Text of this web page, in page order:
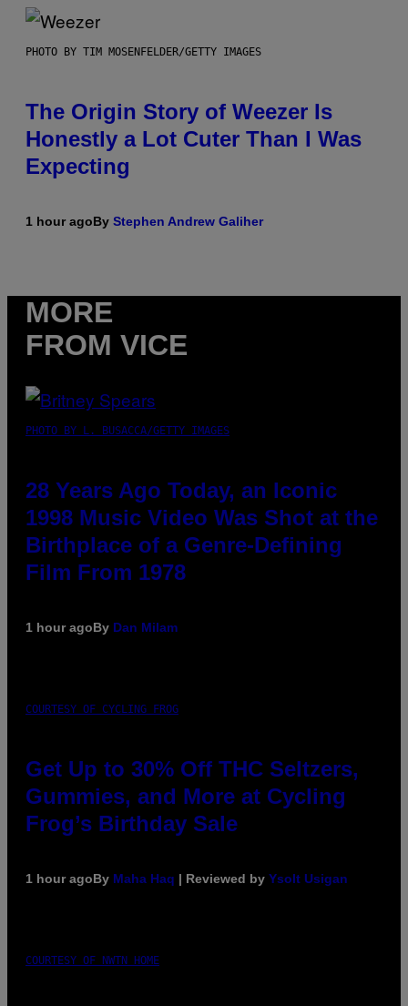
PHOTO BY TIM MOSENFELDER/GETTY IMAGES
The Origin Story of Weezer Is
Honestly a Lot Cuter Than I Was
Expecting
1 hour agoBy Stephen Andrew Galiher
MORE
FROM VICE
PHOTO BY L. BUSACCA/GETTY IMAGES
28 Years Ago Today, an Iconic
1998 Music Video Was Shot at the
Birthplace of a Genre-Defining
Film From 1978
1 hour agoBy Dan Milam
COURTESY OF CYCLING FROG
Get Up to 30% Off THC Seltzers,
Gummies, and More at Cycling
Frog’s Birthday Sale
1 hour agoBy Maha Haq | Reviewed by Ysolt Usigan
COURTESY OF NWTN HOME